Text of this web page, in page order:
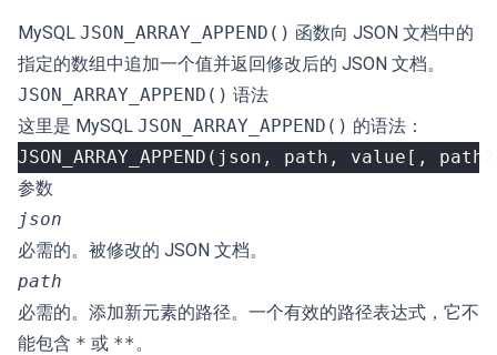
MySQL JSON_ARRAY_APPEND() 函数向 JSON 文档中的
指定的数组中追加一个值并返回修改后的 JSON 文档。
JSON_ARRAY_APPEND() 语法
这里是 MySQL JSON_ARRAY_APPEND() 的语法：
JSON_ARRAY_APPEND ( json , path , value [, path2
参数
json
必需的。被修改的 JSON 文档。
path
必需的。添加新元素的路径。一个有效的路径表达式，它不
能包含 * 或 **。